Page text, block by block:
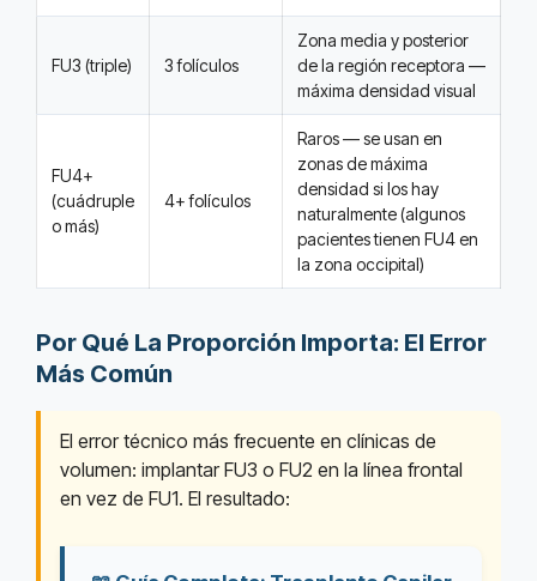
FU3 (triple) 3 folículos
Zona media y posterior
de la región receptora —
máxima densidad visual
FU4+
(cuádruple
o más)
4+ folículos
Raros — se usan en
zonas de máxima
densidad si los hay
naturalmente (algunos
pacientes tienen FU4 en
la zona occipital)
Por Qué La Proporción Importa: El Error
Más Común
El error técnico más frecuente en clínicas de
volumen: implantar FU3 o FU2 en la línea frontal
en vez de FU1. El resultado: